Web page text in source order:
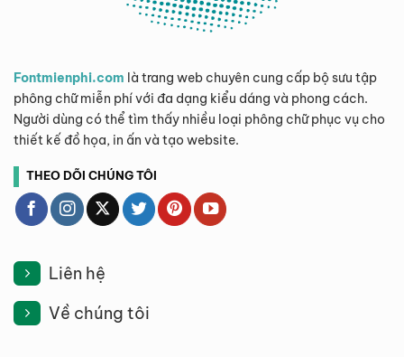
Fontmienphi.com là trang web chuyên cung cấp bộ sưu tập
phông chữ miễn phí với đa dạng kiểu dáng và phong cách.
Người dùng có thể tìm thấy nhiều loại phông chữ phục vụ cho
thiết kế đồ họa, in ấn và tạo website.
THEO DÕI CHÚNG TÔI
Liên hệ
Về chúng tôi